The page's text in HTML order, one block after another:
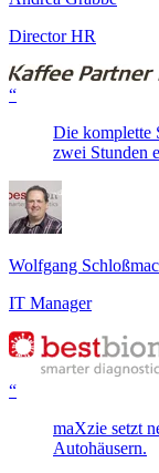
Director HR
“
Die komplette
zwei Stunden
Wolfgang
IT Manager
“
maXzie setzt
Autohäusern.